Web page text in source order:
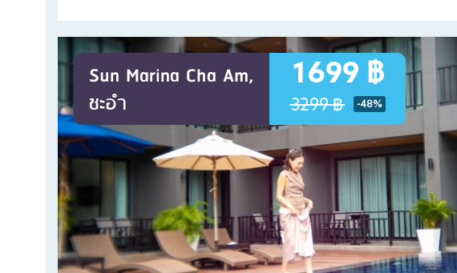
Sun Marina Cha Am,
ชะอำ
1699 ฿
3299 ฿ -48%